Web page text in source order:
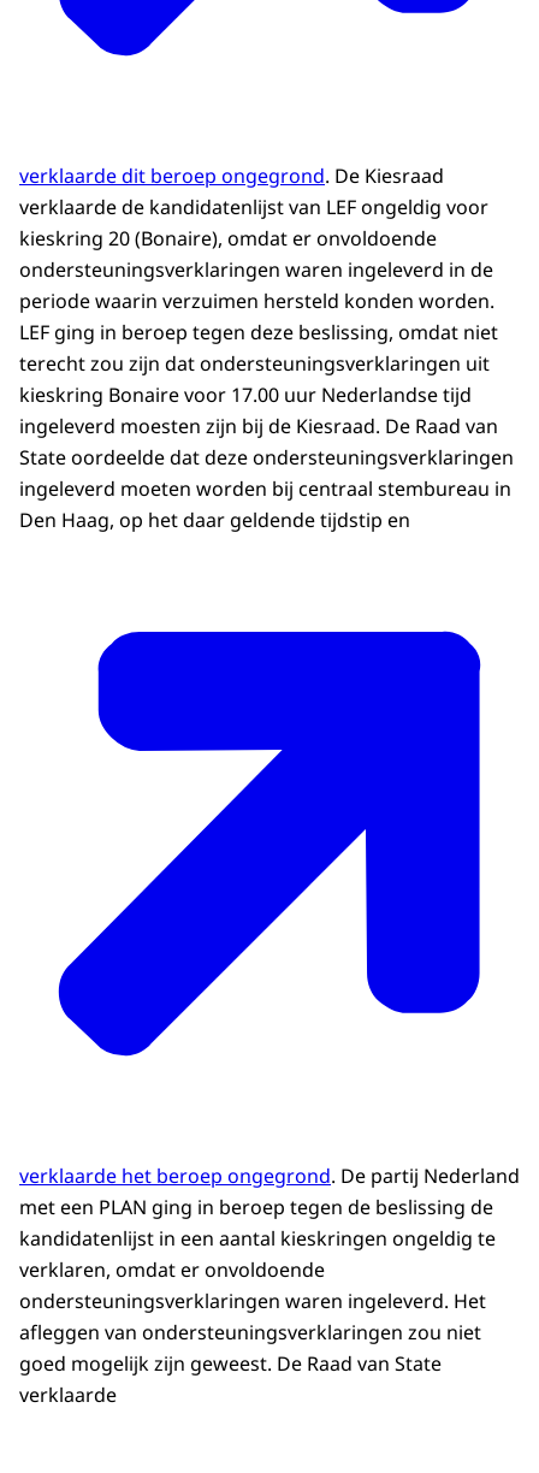
verklaarde dit beroep ongegrond. De Kiesraad
verklaarde de kandidatenlijst van LEF ongeldig voor
kieskring 20 (Bonaire), omdat er onvoldoende
ondersteuningsverklaringen waren ingeleverd in de
periode waarin verzuimen hersteld konden worden.
LEF ging in beroep tegen deze beslissing, omdat niet
terecht zou zijn dat ondersteuningsverklaringen uit
kieskring Bonaire voor 17.00 uur Nederlandse tijd
ingeleverd moesten zijn bij de Kiesraad. De Raad van
State oordeelde dat deze ondersteuningsverklaringen
ingeleverd moeten worden bij centraal stembureau in
Den Haag, op het daar geldende tijdstip en
verklaarde het beroep ongegrond. De partij Nederland
met een PLAN ging in beroep tegen de beslissing de
kandidatenlijst in een aantal kieskringen ongeldig te
verklaren, omdat er onvoldoende
ondersteuningsverklaringen waren ingeleverd. Het
afleggen van ondersteuningsverklaringen zou niet
goed mogelijk zijn geweest. De Raad van State
verklaarde